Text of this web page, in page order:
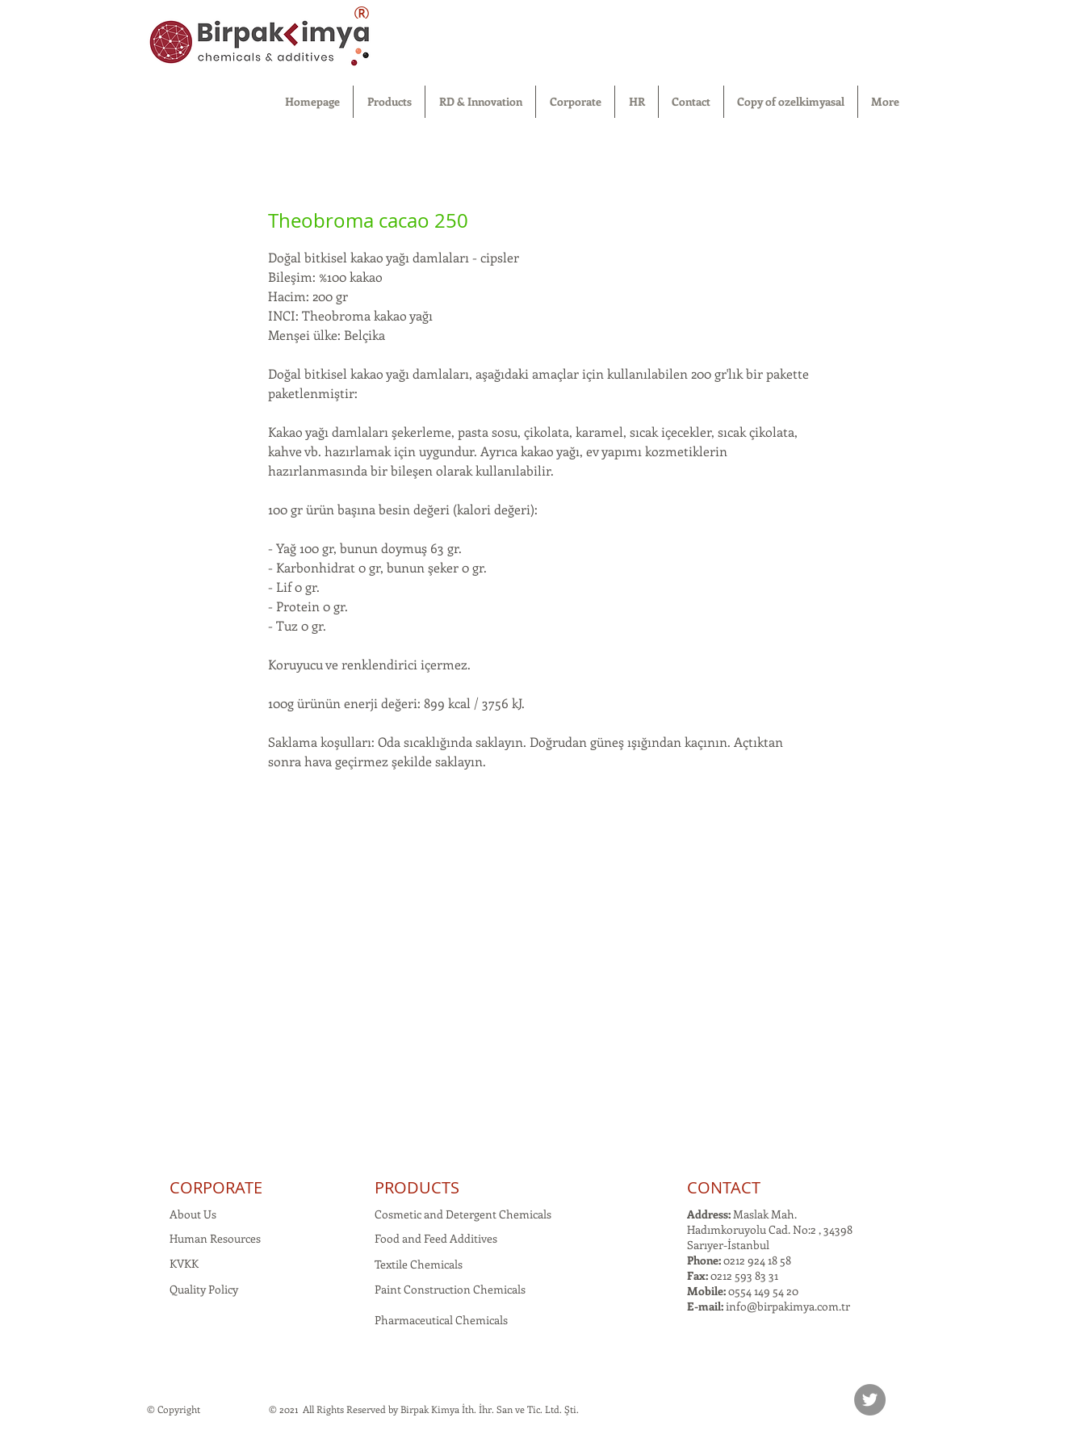
®
Homepage Products RD & Innovation Corporate HR Contact Copy of ozelkimyasal More
Theobroma cacao 250
Doğal bitkisel kakao yağı damlaları - cipsler
Bileşim: %100 kakao
Hacim: 200 gr
INCI: Theobroma kakao yağı
Menşei ülke: Belçika
Doğal bitkisel kakao yağı damlaları, aşağıdaki amaçlar için kullanılabilen 200 gr'lık bir pakette
paketlenmiştir:
Kakao yağı damlaları şekerleme, pasta sosu, çikolata, karamel, sıcak içecekler, sıcak çikolata,
kahve vb. hazırlamak için uygundur. Ayrıca kakao yağı, ev yapımı kozmetiklerin
hazırlanmasında bir bileşen olarak kullanılabilir.
100 gr ürün başına besin değeri (kalori değeri):
- Yağ 100 gr, bunun doymuş 63 gr.
- Karbonhidrat 0 gr, bunun şeker 0 gr.
- Lif 0 gr.
- Protein 0 gr.
- Tuz 0 gr.
Koruyucu ve renklendirici içermez.
100g ürünün enerji değeri: 899 kcal / 3756 kJ.
Saklama koşulları: Oda sıcaklığında saklayın. Doğrudan güneş ışığından kaçının. Açtıktan
sonra hava geçirmez şekilde saklayın.
CORPORATE
About Us
Human Resources
KVKK
Quality Policy
PRODUCTS
Cosmetic and Detergent Chemicals
Food and Feed Additives
Textile Chemicals
Paint Construction Chemicals
Pharmaceutical Chemicals
CONTACT
Address:Maslak Mah.
Hadımkoruyolu Cad. No:2 , 34398
Sarıyer-İstanbul
Phone:0212 924 18 58
Fax:0212 593 83 31
Mobile:0554 149 54 20
E-mail:info@birpakimya.com.tr
© Copyright © 2021 All Rights Reserved by Birpak Kimya İth. İhr. San ve Tic. Ltd. Şti.